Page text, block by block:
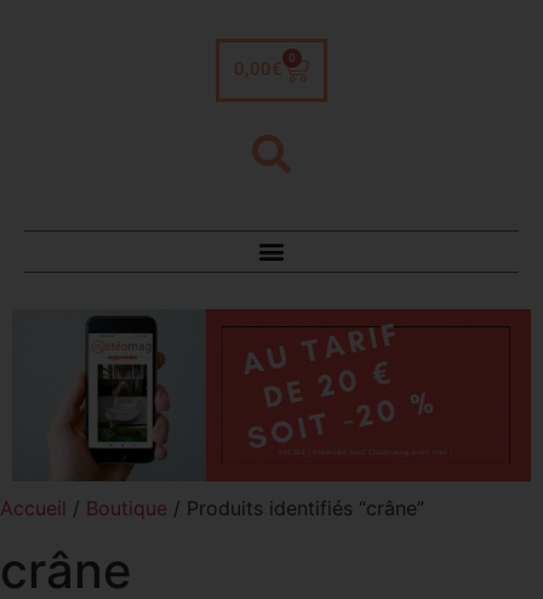
0,00 €
0
Accueil / Boutique / Produits identifiés “crâne”
crâne